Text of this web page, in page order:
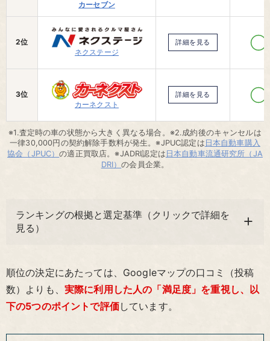
カーセブン
2位
ネクステージ
詳細を見る
3位
カーネクスト
詳細を見る
※1.査定時の車の状態から大きく異なる場合。※2.成約後のキャンセルは
一律30,000円の契約解除手数料が発生。※JPUC認定は 日本自動車購入
協会（JPUC）の適正買取店。※JADRI認定は 日本自動車流通研究所（JA
DRI）の会員企業。
ランキングの根拠と選定基準（クリックで詳細を
見る）
順位の決定にあたっては、Googleマップの口コミ（投稿
数）よりも、 実際に利用した人の「満足度」を重視し、以
下の5つのポイントで評価しています。